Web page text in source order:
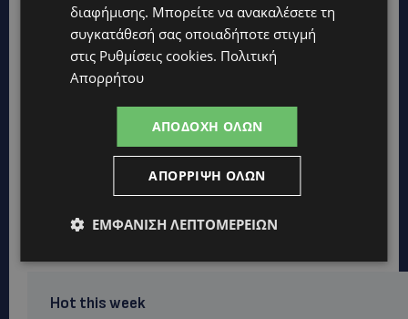
Hot this week
διαφήμισης. Μπορείτε να ανακαλέσετε τη
συγκατάθεσή σας οποιαδήποτε στιγμή
στις Ρυθμίσεις cookies. Πολιτική
Απορρήτου
ΑΠΟΔΟΧΉ ΌΛΩΝ
ΑΠΌΡΡΙΨΗ ΌΛΩΝ
ΕΜΦΆΝΙΣΗ ΛΕΠΤΟΜΕΡΕΙΏΝ